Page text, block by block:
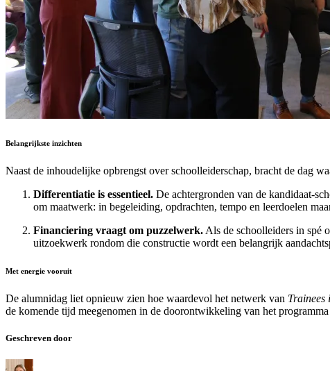
Belangrijkste inzichten
Naast de inhoudelijke opbrengst over schoolleiderschap, bracht de dag
Differentiatie is essentieel. De achtergronden van de kandidaat-
om maatwerk: in begeleiding, opdrachten, tempo en leerdoelen
Financiering vraagt om puzzelwerk. Als de schoolleiders in spé
uitzoekwerk rondom die constructie wordt een belangrijk
Met energie vooruit
De alumnidag liet opnieuw zien hoe waardevol het netwerk van Trainees
de komende tijd meegenomen in de doorontwikkeling van het
Geschreven door